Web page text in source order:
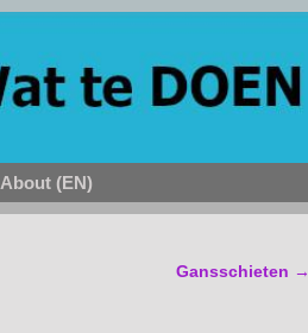
About (EN)
Gansschieten →